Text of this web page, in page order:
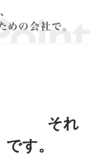
　　それ
す。